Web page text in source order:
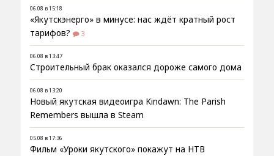
06.08 в 15:18
«Якутскэнерго» в минусе: нас ждёт кратный рост
тарифов?
3
06.08 в 13:47
Строительный брак оказался дороже самого дома
06.08 в 13:20
Новый якутская видеоигра Kindawn: The Parish
Remembers вышла в Steam
05.08 в 17:36
Фильм «Уроки якутского» покажут на НТВ